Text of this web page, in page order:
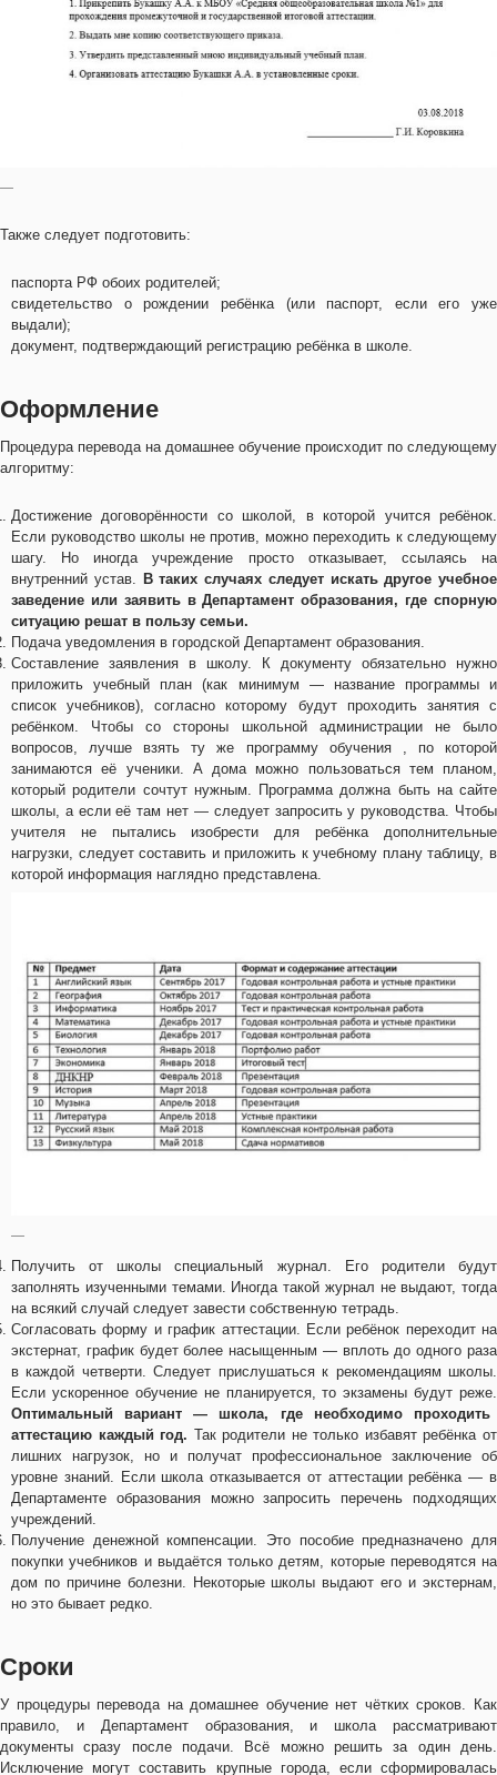
—
Также следует подготовить:
паспорта РФ обоих родителей;
свидетельство о рождении ребёнка (или паспорт, если его уже
выдали);
документ, подтверждающий регистрацию ребёнка в школе.
Оформление
Процедура перевода на домашнее обучение происходит по следующему
алгоритму:
Достижение договорённости со школой, в которой учится ребёнок.
Если руководство школы не против, можно переходить к следующему
шагу. Но иногда учреждение просто отказывает, ссылаясь на
внутренний устав. В таких случаях следует искать другое учебное
заведение или заявить в Департамент образования, где спорную
ситуацию решат в пользу семьи.
Подача уведомления в городской Департамент образования.
Составление заявления в школу. К документу обязательно нужно
приложить учебный план (как минимум — название программы и
список учебников), согласно которому будут проходить занятия с
ребёнком. Чтобы со стороны школьной администрации не было
вопросов, лучше взять ту же программу обучения , по которой
занимаются её ученики. А дома можно пользоваться тем планом,
который родители сочтут нужным. Программа должна быть на сайте
школы, а если её там нет — следует запросить у руководства. Чтобы
учителя не пытались изобрести для ребёнка дополнительные
нагрузки, следует составить и приложить к учебному плану таблицу, в
которой информация наглядно представлена.
—
Получить от школы специальный журнал. Его родители будут
заполнять изученными темами. Иногда такой журнал не выдают, тогда
на всякий случай следует завести собственную тетрадь.
Согласовать форму и график аттестации. Если ребёнок переходит на
экстернат, график будет более насыщенным — вплоть до одного раза
в каждой четверти. Следует прислушаться к рекомендациям школы.
Если ускоренное обучение не планируется, то экзамены будут реже.
Оптимальный вариант — школа, где необходимо проходить
аттестацию каждый год. Так родители не только избавят ребёнка от
лишних нагрузок, но и получат профессиональное заключение об
уровне знаний. Если школа отказывается от аттестации ребёнка — в
Департаменте образования можно запросить перечень подходящих
учреждений.
Получение денежной компенсации. Это пособие предназначено для
покупки учебников и выдаётся только детям, которые переводятся на
дом по причине болезни. Некоторые школы выдают его и экстернам,
но это бывает редко.
Сроки
У процедуры перевода на домашнее обучение нет чётких сроков. Как
правило, и Департамент образования, и школа рассматривают
документы сразу после подачи. Всё можно решить за один день.
Исключение могут составить крупные города, если сформировалась